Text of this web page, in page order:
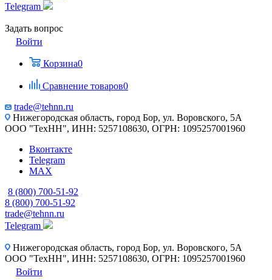
Telegram
Задать вопрос
Войти
Корзина0
Сравнение товаров0
trade@tehnn.ru
Нижегородская область, город Бор, ул. Воровского, 5А
ООО "ТехНН", ИНН: 5257108630, ОГРН: 1095257001960
Вконтакте
Telegram
MAX
8 (800) 700-51-92
8 (800) 700-51-92
trade@tehnn.ru
Telegram
Нижегородская область, город Бор, ул. Воровского, 5А
ООО "ТехНН", ИНН: 5257108630, ОГРН: 1095257001960
Войти